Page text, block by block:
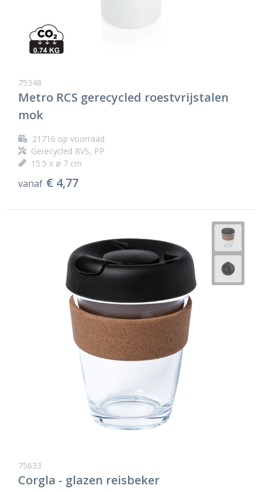
75348
Metro RCS gerecycled roestvrijstalen
mok
21716 op voorraad
Gerecycled RVS, PP
15.5 x ø 7 cm
vanaf € 4,77
75633
Corgla - glazen reisbeker